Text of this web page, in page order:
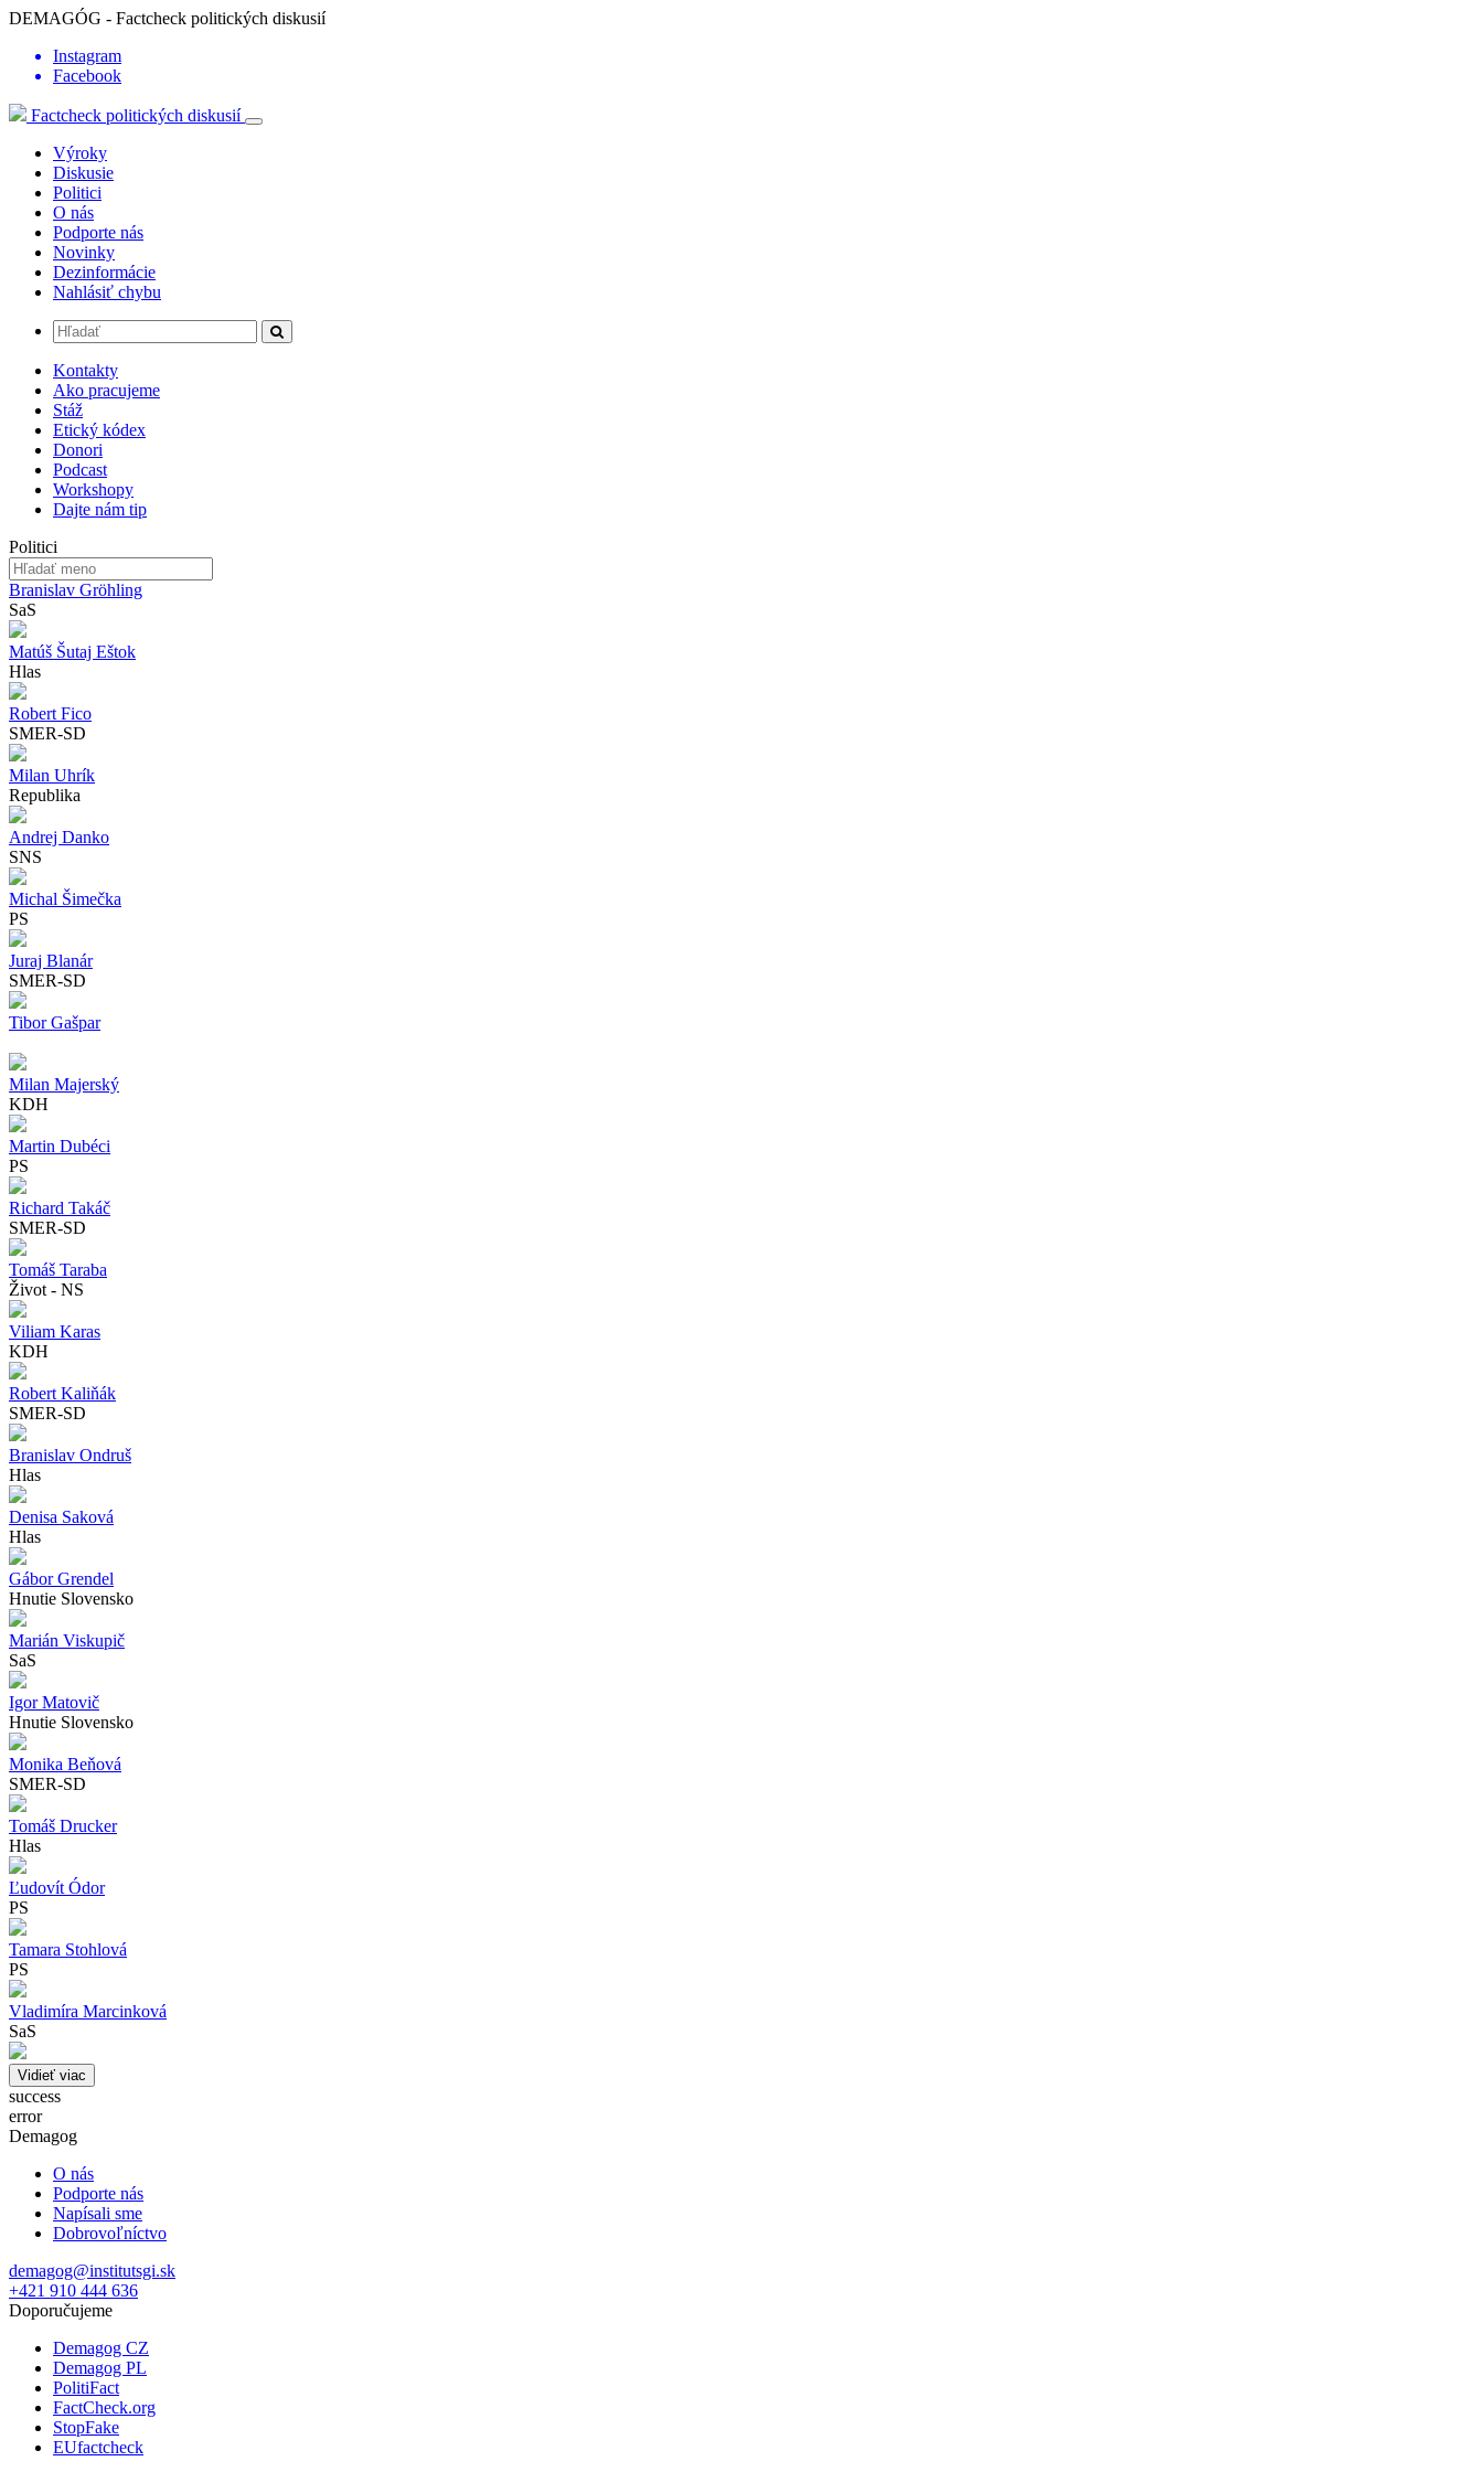
DEMAGÓG - Factcheck politických diskusií
Instagram
Facebook
Factcheck politických diskusií
Výroky
Diskusie
Politici
O nás
Podporte nás
Novinky
Dezinformácie
Nahlásiť chybu
Kontakty
Ako pracujeme
Stáž
Etický kódex
Donori
Podcast
Workshopy
Dajte nám tip
Politici
Branislav Gröhling
SaS
Matúš Šutaj Eštok
Hlas
Robert Fico
SMER-SD
Milan Uhrík
Republika
Andrej Danko
SNS
Michal Šimečka
PS
Juraj Blanár
SMER-SD
Tibor Gašpar
Milan Majerský
KDH
Martin Dubéci
PS
Richard Takáč
SMER-SD
Tomáš Taraba
Život - NS
Viliam Karas
KDH
Robert Kaliňák
SMER-SD
Branislav Ondruš
Hlas
Denisa Saková
Hlas
Gábor Grendel
Hnutie Slovensko
Marián Viskupič
SaS
Igor Matovič
Hnutie Slovensko
Monika Beňová
SMER-SD
Tomáš Drucker
Hlas
Ľudovít Ódor
PS
Tamara Stohlová
PS
Vladimíra Marcinková
SaS
Vidieť viac
success
error
Demagog
O nás
Podporte nás
Napísali sme
Dobrovoľníctvo
demagog@institutsgi.sk
+421 910 444 636
Doporučujeme
Demagog CZ
Demagog PL
PolitiFact
FactCheck.org
StopFake
EUfactcheck